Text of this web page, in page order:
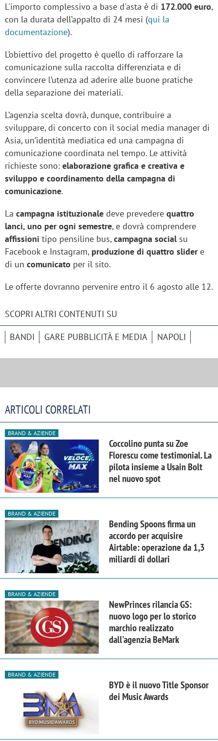
L'importo complessivo a base d'asta è di 172.000 euro,
con la durata dell’appalto di 24 mesi (qui la
documentazione).
L’obiettivo del progetto è quello di rafforzare la
comunicazione sulla raccolta differenziata e di
convincere l’utenza ad aderire alle buone pratiche
della separazione dei materiali.
L’agenzia scelta dovrà, dunque, contribuire a
sviluppare, di concerto con il social media manager di
Asia, un’identità mediatica ed una campagna di
comunicazione coordinata nel tempo. Le attività
richieste sono: elaborazione grafica e creativa e
sviluppo e coordinamento della campagna di
comunicazione.
La campagna istituzionale deve prevedere quattro
lanci, uno per ogni semestre, e dovrà comprendere
affissioni tipo pensiline bus,campagna social su
Facebook e Instagram, produzione di quattro slidere
di un comunicato per il sito.
Le offerte dovranno pervenire entro il 6 agosto alle 12.
SCOPRI ALTRI CONTENUTI SU
BANDI GARE PUBBLICITÀ E MEDIA NAPOLI
ARTICOLI CORRELATI
BRAND & AZIENDE
Coccolino punta su Zoe
Florescu come testimonial. La
pilota insieme a Usain Bolt
nel nuovo spot
BRAND & AZIENDE
Bending Spoons firma un
accordo per acquisire
Airtable: operazione da 1,3
miliardi di dollari
BRAND & AZIENDE
NewPrinces rilancia GS:
nuovo logo per lo storico
marchio realizzato
dall'agenzia BeMark
BRAND & AZIENDE
BYD è il nuovo Title Sponsor
dei Music Awards